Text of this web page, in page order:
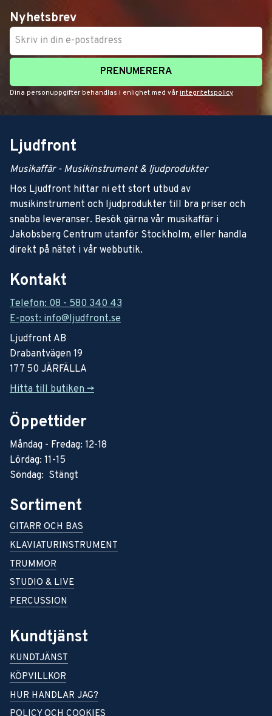
Nyhetsbrev
PRENUMERERA
Dina personuppgifter behandlas i enlighet med vår integritetspolicy.
Ljudfront
Musikaffär - Musikinstrument & ljudprodukter
Hos Ljudfront hittar ni ett stort utbud av
musikinstrument och ljudprodukter till bra priser och
snabba leveranser. Besök gärna vår musikaffär i
Jakobsberg Centrum utanför Stockholm, eller handla
direkt på nätet i vår webbutik.
Kontakt
Telefon: 08 - 580 340 43
E-post: info@ljudfront.se
Ljudfront AB
Drabantvägen 19
177 50 JÄRFÄLLA
Hitta till butiken ->
Öppettider
Måndag - Fredag: 12-18
Lördag: 11-15
Söndag: Stängt
Sortiment
GITARR OCH BAS
KLAVIATURINSTRUMENT
TRUMMOR
STUDIO & LIVE
PERCUSSION
Kundtjänst
KUNDTJÄNST
KÖPVILLKOR
HUR HANDLAR JAG?